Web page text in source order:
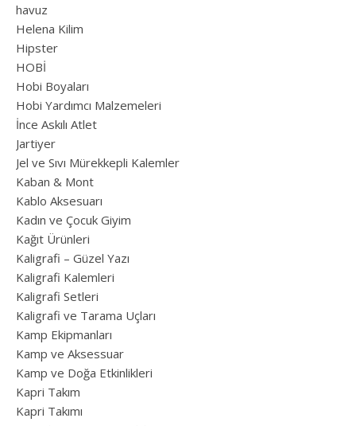
havuz
Helena Kilim
Hipster
HOBİ
Hobi Boyaları
Hobi Yardımcı Malzemeleri
İnce Askılı Atlet
Jartiyer
Jel ve Sıvı Mürekkepli Kalemler
Kaban & Mont
Kablo Aksesuarı
Kadın ve Çocuk Giyim
Kağıt Ürünleri
Kaligrafi – Güzel Yazı
Kaligrafi Kalemleri
Kaligrafi Setleri
Kaligrafi ve Tarama Uçları
Kamp Ekipmanları
Kamp ve Aksessuar
Kamp ve Doğa Etkinlikleri
Kapri Takım
Kapri Takımı